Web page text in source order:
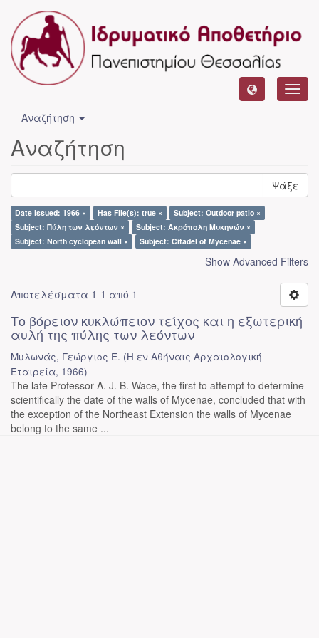
Αναζήτηση
Αναζήτηση
Ψάξε
Date issued: 1966 × Has File(s): true ×
Subject: Outdoor patio ×
Subject: Πύλη των λεόντων ×
Subject: Ακρόπολη Μυκηνών ×
Subject: North cyclopean wall ×
Subject: Citadel of Mycenae ×
Show Advanced Filters
Αποτελέσματα 1-1 από 1
Το βόρειον κυκλώπειον τείχος και η εξωτερική
αυλή της πύλης των λεόντων
Μυλωνάς, Γεώργιος Ε. (Η εν Αθήναις Αρχαιολογική
Εταιρεία, 1966)
The late Professor A. J. B. Wace, the first to attempt to determine
scientifically the date of the walls of Mycenae, concluded that with
the exception of the Northeast Extension the walls of Mycenae
belong to the same ...